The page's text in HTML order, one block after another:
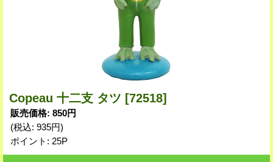
Copeau 十二支 タツ [72518]
販売価格: 850円
(税込: 935円)
ポイント: 25P